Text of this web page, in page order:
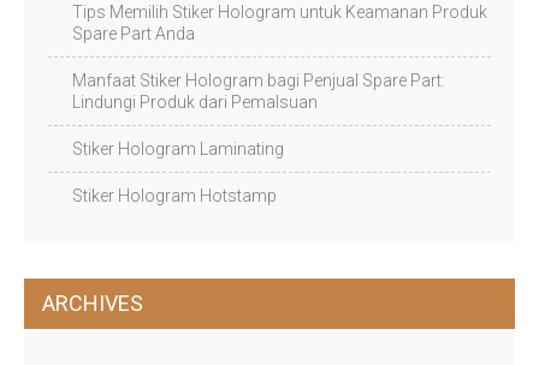
Tips Memilih Stiker Hologram untuk Keamanan Produk
Spare Part Anda
Manfaat Stiker Hologram bagi Penjual Spare Part:
Lindungi Produk dari Pemalsuan
Stiker Hologram Laminating
Stiker Hologram Hotstamp
ARCHIVES